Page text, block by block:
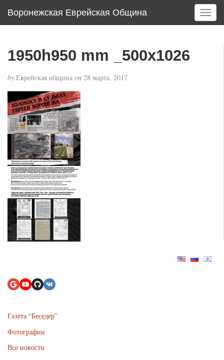
Воронежская Еврейская Община
T
o
1950h950 mm _500x1026
by Еврейская община on 28 марта, 2017
Газета “Беседер”
Фотографии
Все новости